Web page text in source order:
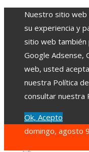
Nuestro sitio web
su experiencia y
sitio web también
Google Adsense,
web, usted
nuestra Política
consultar nuestra
Ok, Acepto
domingo, agosto 9